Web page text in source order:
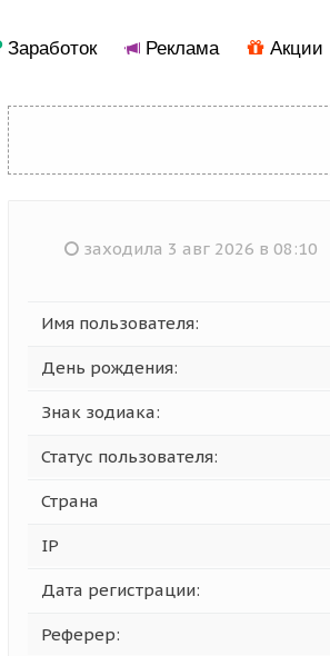
Заработок Реклама Акции
заходила 3 авг 2026 в 08:10
Имя пользователя:
День рождения:
Знак зодиака:
Статус пользователя:
Страна
IP
Дата регистрации:
Реферер: